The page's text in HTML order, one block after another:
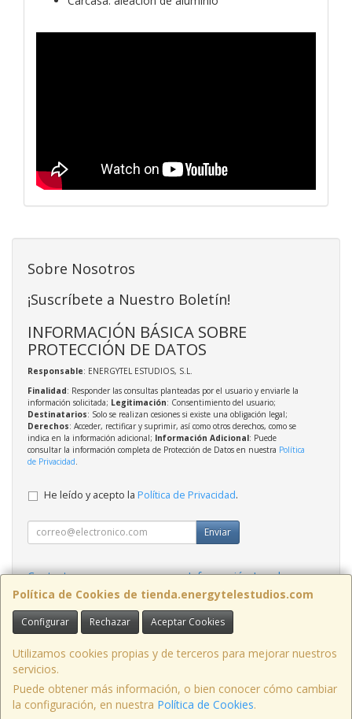
Política de Cookies de tienda.energytelestudios.com
Configurar Rechazar Aceptar Cookies
Utilizamos cookies propias y de terceros para mejorar nuestros
servicios.
Puede obtener más información, o bien conocer cómo cambiar
la configuración, en nuestra Política de Cookies.
Sobre Nosotros
¡Suscríbete a Nuestro Boletín!
INFORMACIÓN BÁSICA SOBRE
PROTECCIÓN DE DATOS
Responsable: ENERGYTEL ESTUDIOS, S.L.
Finalidad: Responder las consultas planteadas por el usuario y enviarle la
información solicitada; Legitimación: Consentimiento del usuario;
Destinatarios: Solo se realizan cesiones si existe una obligación legal;
Derechos: Acceder, rectificar y suprimir, así como otros derechos, como se
indica en la información adicional; Información Adicional: Puede
consultar la información completa de Protección de Datos en nuestra Política
de Privacidad.
He leído y acepto la Política de Privacidad.
Enviar
Contacto
Información Legal
Política Privacidad
Política de Cookies
Contacto
tienda@energytelestudios.com
, , , , España. - C.I.F.: B02569739 - Tfno: